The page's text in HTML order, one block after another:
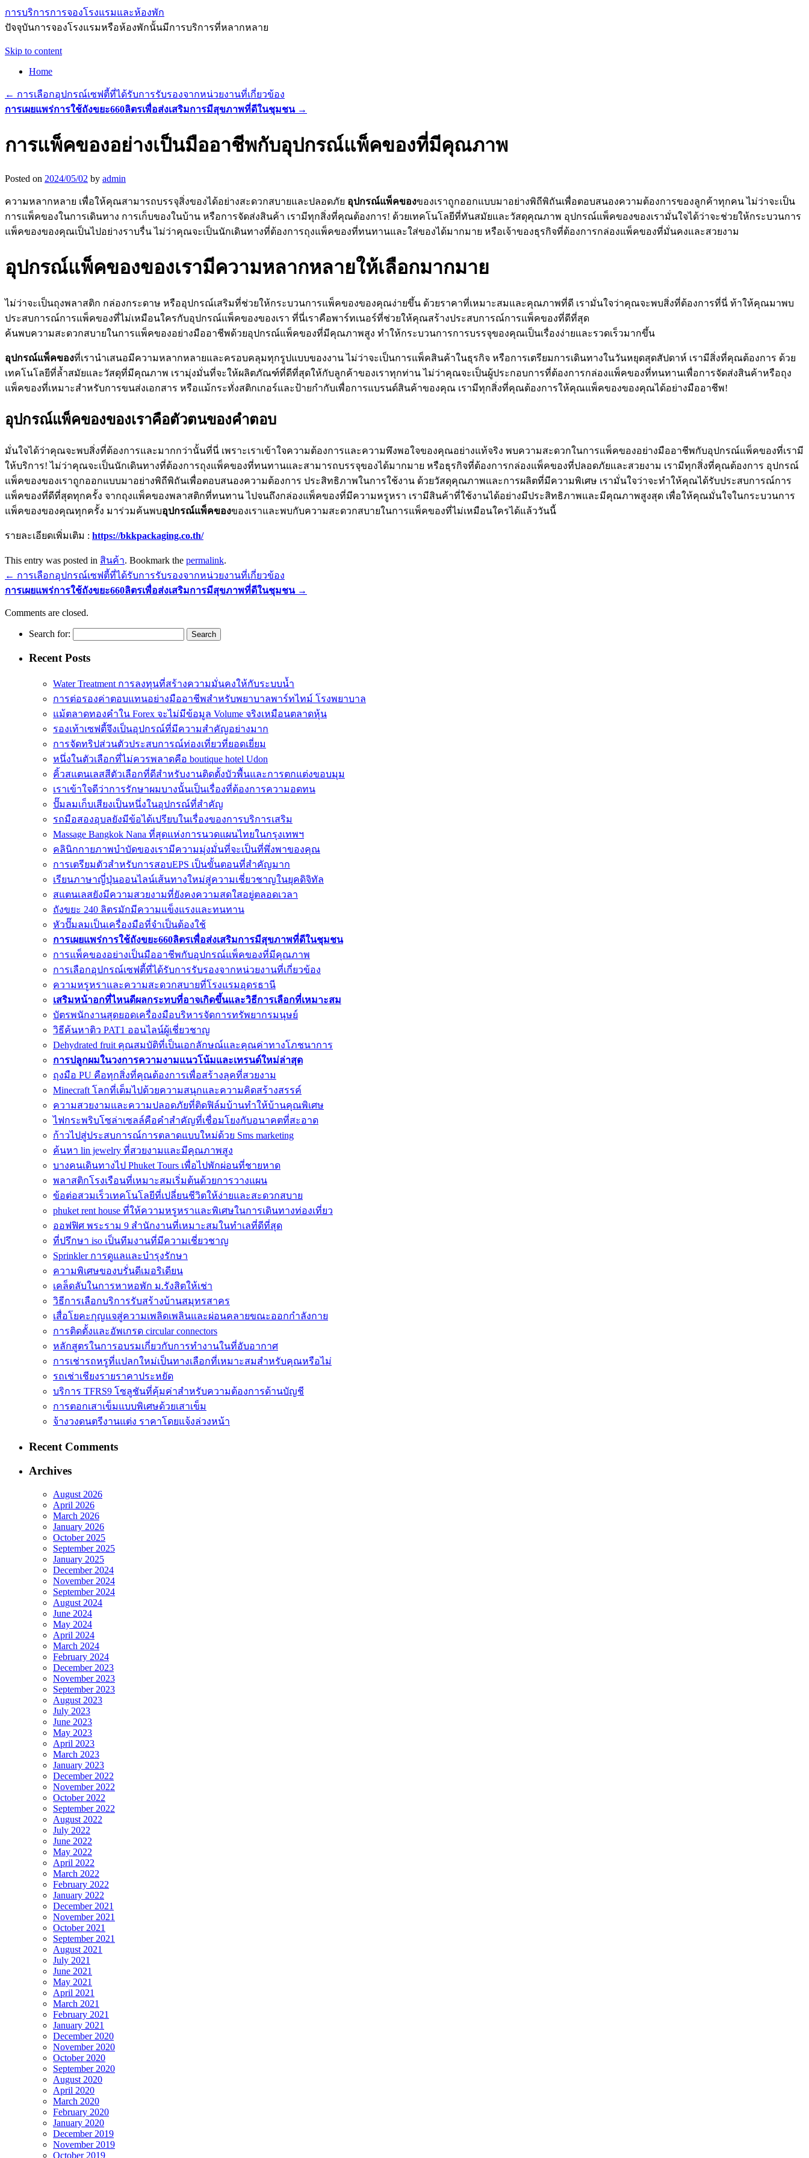
การบริการการจองโรงแรมและห้องพัก
ปัจจุบันการจองโรงแรมหรือห้องพักนั้นมีการบริการที่หลากหลาย
Skip to content
Home
← การเลือกอุปกรณ์เซฟตี้ที่ได้รับการรับรองจากหน่วยงานที่เกี่ยวข้อง
การเผยแพร่การใช้ถังขยะ660ลิตรเพื่อส่งเสริมการมีสุขภาพที่ดีในชุมชน →
การแพ็คของอย่างเป็นมืออาชีพกับอุปกรณ์แพ็คของที่มีคุณภาพ
Posted on 2024/05/02 by admin
ความหลากหลาย เพื่อให้คุณสามารถบรรจุสิ่งของได้อย่างสะดวกสบายและปลอดภัย อุปกรณ์แพ็คของของเราถูกออกแบบมาอย่างพิถีพิถันเพื่อตอบสนองความต้องการของลูกค้าทุกคน ไม่ว่าจะเป็น
การแพ็คของในการเดินทาง การเก็บของในบ้าน หรือการจัดส่งสินค้า เรามีทุกสิ่งที่คุณต้องการ! ด้วยเทคโนโลยีที่ทันสมัยและวัสดุคุณภาพ อุปกรณ์แพ็คของของเรามั่นใจได้ว่าจะช่วยให้กระบวนการ
แพ็คของของคุณเป็นไปอย่างราบรื่น ไม่ว่าคุณจะเป็นนักเดินทางที่ต้องการถุงแพ็คของที่ทนทานและใส่ของได้มากมาย หรือเจ้าของธุรกิจที่ต้องการกล่องแพ็คของที่มั่นคงและสวยงาม
อุปกรณ์แพ็คของของเรามีความหลากหลายให้เลือกมากมาย
ไม่ว่าจะเป็นถุงพลาสติก กล่องกระดาษ หรืออุปกรณ์เสริมที่ช่วยให้กระบวนการแพ็คของของคุณง่ายขึ้น ด้วยราคาที่เหมาะสมและคุณภาพที่ดี เรามั่นใจว่าคุณจะพบสิ่งที่ต้องการที่นี่ ท้าให้คุณมาพบ
ประสบการณ์การแพ็คของที่ไม่เหมือนใครกับอุปกรณ์แพ็คของของเรา ที่นี่เราคือพาร์ทเนอร์ที่ช่วยให้คุณสร้างประสบการณ์การแพ็คของที่ดีที่สุด
ค้นพบความสะดวกสบายในการแพ็คของอย่างมืออาชีพด้วยอุปกรณ์แพ็คของที่มีคุณภาพสูง ทำให้กระบวนการการบรรจุของคุณเป็นเรื่องง่ายและรวดเร็วมากขึ้น
อุปกรณ์แพ็คของที่เรานำเสนอมีความหลากหลายและครอบคลุมทุกรูปแบบของงาน ไม่ว่าจะเป็นการแพ็คสินค้าในธุรกิจ หรือการเตรียมการเดินทางในวันหยุดสุดสัปดาห์ เรามีสิ่งที่คุณต้องการ ด้วย
เทคโนโลยีที่ล้ำสมัยและวัสดุที่มีคุณภาพ เรามุ่งมั่นที่จะให้ผลิตภัณฑ์ที่ดีที่สุดให้กับลูกค้าของเราทุกท่าน ไม่ว่าคุณจะเป็นผู้ประกอบการที่ต้องการกล่องแพ็คของที่ทนทานเพื่อการจัดส่งสินค้าหรือถุง
แพ็คของที่เหมาะสำหรับการขนส่งเอกสาร หรือแม้กระทั่งสติกเกอร์และป้ายกำกับเพื่อการแบรนด์สินค้าของคุณ เรามีทุกสิ่งที่คุณต้องการให้คุณแพ็คของของคุณได้อย่างมืออาชีพ!
อุปกรณ์แพ็คของของเราคือตัวตนของคำตอบ
มั่นใจได้ว่าคุณจะพบสิ่งที่ต้องการและมากกว่านั้นที่นี่ เพราะเราเข้าใจความต้องการและความพึงพอใจของคุณอย่างแท้จริง พบความสะดวกในการแพ็คของอย่างมืออาชีพกับอุปกรณ์แพ็คของที่เรามี
ให้บริการ! ไม่ว่าคุณจะเป็นนักเดินทางที่ต้องการถุงแพ็คของที่ทนทานและสามารถบรรจุของได้มากมาย หรือธุรกิจที่ต้องการกล่องแพ็คของที่ปลอดภัยและสวยงาม เรามีทุกสิ่งที่คุณต้องการ อุปกรณ์
แพ็คของของเราถูกออกแบบมาอย่างพิถีพิถันเพื่อตอบสนองความต้องการ ประสิทธิภาพในการใช้งาน ด้วยวัสดุคุณภาพและการผลิตที่มีความพิเศษ เรามั่นใจว่าจะทำให้คุณได้รับประสบการณ์การ
แพ็คของที่ดีที่สุดทุกครั้ง จากถุงแพ็คของพลาสติกที่ทนทาน ไปจนถึงกล่องแพ็คของที่มีความหรูหรา เรามีสินค้าที่ใช้งานได้อย่างมีประสิทธิภาพและมีคุณภาพสูงสุด เพื่อให้คุณมั่นใจในกระบวนการ
แพ็คของของคุณทุกครั้ง มาร่วมค้นพบอุปกรณ์แพ็คของของเราและพบกับความสะดวกสบายในการแพ็คของที่ไม่เหมือนใครได้แล้ววันนี้
รายละเอียดเพิ่มเติม : https://bkkpackaging.co.th/
This entry was posted in สินค้า. Bookmark the permalink.
← การเลือกอุปกรณ์เซฟตี้ที่ได้รับการรับรองจากหน่วยงานที่เกี่ยวข้อง
การเผยแพร่การใช้ถังขยะ660ลิตรเพื่อส่งเสริมการมีสุขภาพที่ดีในชุมชน →
Comments are closed.
Search for:
Recent Posts
Water Treatment การลงทุนที่สร้างความมั่นคงให้กับระบบน้ำ
การต่อรองค่าตอบแทนอย่างมืออาชีพสำหรับพยาบาลพาร์ทไทม์ โรงพยาบาล
แม้ตลาดทองคำใน Forex จะไม่มีข้อมูล Volume จริงเหมือนตลาดหุ้น
รองเท้าเซฟตี้จึงเป็นอุปกรณ์ที่มีความสำคัญอย่างมาก
การจัดทริปส่วนตัวประสบการณ์ท่องเที่ยวที่ยอดเยี่ยม
หนึ่งในตัวเลือกที่ไม่ควรพลาดคือ boutique hotel Udon
คิ้วสแตนเลสสีตัวเลือกที่ดีสำหรับงานติดตั้งบัวพื้นและการตกแต่งขอบมุม
เราเข้าใจดีว่าการรักษาผมบางนั้นเป็นเรื่องที่ต้องการความอดทน
ปั๊มลมเก็บเสียงเป็นหนึ่งในอุปกรณ์ที่สำคัญ
รถมือสองอุบลยังมีข้อได้เปรียบในเรื่องของการบริการเสริม
Massage Bangkok Nana ที่สุดแห่งการนวดแผนไทยในกรุงเทพฯ
คลินิกกายภาพบำบัดของเรามีความมุ่งมั่นที่จะเป็นที่พึ่งพาของคุณ
การเตรียมตัวสำหรับการสอบEPS เป็นขั้นตอนที่สำคัญมาก
เรียนภาษาญี่ปุ่นออนไลน์เส้นทางใหม่สู่ความเชี่ยวชาญในยุคดิจิทัล
สแตนเลสยังมีความสวยงามที่ยังคงความสดใสอยู่ตลอดเวลา
ถังขยะ 240 ลิตรมักมีความแข็งแรงและทนทาน
หัวปั๊มลมเป็นเครื่องมือที่จำเป็นต้องใช้
การเผยแพร่การใช้ถังขยะ660ลิตรเพื่อส่งเสริมการมีสุขภาพที่ดีในชุมชน
การแพ็คของอย่างเป็นมืออาชีพกับอุปกรณ์แพ็คของที่มีคุณภาพ
การเลือกอุปกรณ์เซฟตี้ที่ได้รับการรับรองจากหน่วยงานที่เกี่ยวข้อง
ความหรูหราและความสะดวกสบายที่โรงแรมอุดรธานี
เสริมหน้าอกที่ไหนดีผลกระทบที่อาจเกิดขึ้นและวิธีการเลือกที่เหมาะสม
บัตรพนักงานสุดยอดเครื่องมือบริหารจัดการทรัพยากรมนุษย์
วิธีค้นหาติว PAT1 ออนไลน์ผู้เชี่ยวชาญ
Dehydrated fruit คุณสมบัติที่เป็นเอกลักษณ์และคุณค่าทางโภชนาการ
การปลูกผมในวงการความงามแนวโน้มและเทรนด์ใหม่ล่าสุด
ถุงมือ PU คือทุกสิ่งที่คุณต้องการเพื่อสร้างลุคที่สวยงาม
Minecraft โลกที่เต็มไปด้วยความสนุกและความคิดสร้างสรรค์
ความสวยงามและความปลอดภัยที่ติดฟิล์มบ้านทำให้บ้านคุณพิเศษ
ไฟกระพริบโซล่าเซลล์คือคำสำคัญที่เชื่อมโยงกับอนาคตที่สะอาด
ก้าวไปสู่ประสบการณ์การตลาดแบบใหม่ด้วย Sms marketing
ค้นหา lin jewelry ที่สวยงามและมีคุณภาพสูง
บางคนเดินทางไป Phuket Tours เพื่อไปพักผ่อนที่ชายหาด
พลาสติกโรงเรือนที่เหมาะสมเริ่มต้นด้วยการวางแผน
ข้อต่อสวมเร็วเทคโนโลยีที่เปลี่ยนชีวิตให้ง่ายและสะดวกสบาย
phuket rent house ที่ให้ความหรูหราและพิเศษในการเดินทางท่องเที่ยว
ออฟฟิศ พระราม 9 สำนักงานที่เหมาะสมในทำเลที่ดีที่สุด
ที่ปรึกษา iso เป็นทีมงานที่มีความเชี่ยวชาญ
Sprinkler การดูแลและบำรุงรักษา
ความพิเศษของบรั่นดีเมอริเดียน
เคล็ดลับในการหาหอพัก ม.รังสิตให้เช่า
วิธีการเลือกบริการรับสร้างบ้านสมุทรสาคร
เสื่อโยคะกุญแจสู่ความเพลิดเพลินและผ่อนคลายขณะออกกำลังกาย
การติดตั้งและอัพเกรด circular connectors
หลักสูตรในการอบรมเกี่ยวกับการทำงานในที่อับอากาศ
การเช่ารถหรูที่แปลกใหม่เป็นทางเลือกที่เหมาะสมสำหรับคุณหรือไม่
รถเช่าเชียงรายราคาประหยัด
บริการ TFRS9 โซลูชันที่คุ้มค่าสำหรับความต้องการด้านบัญชี
การตอกเสาเข็มแบบพิเศษด้วยเสาเข็ม
จ้างวงดนตรีงานแต่ง ราคาโดยแจ้งล่วงหน้า
Recent Comments
Archives
August 2026
April 2026
March 2026
January 2026
October 2025
September 2025
January 2025
December 2024
November 2024
September 2024
August 2024
June 2024
May 2024
April 2024
March 2024
February 2024
December 2023
November 2023
September 2023
August 2023
July 2023
June 2023
May 2023
April 2023
March 2023
January 2023
December 2022
November 2022
October 2022
September 2022
August 2022
July 2022
June 2022
May 2022
April 2022
March 2022
February 2022
January 2022
December 2021
November 2021
October 2021
September 2021
August 2021
July 2021
June 2021
May 2021
April 2021
March 2021
February 2021
January 2021
December 2020
November 2020
October 2020
September 2020
August 2020
April 2020
March 2020
February 2020
January 2020
December 2019
November 2019
October 2019